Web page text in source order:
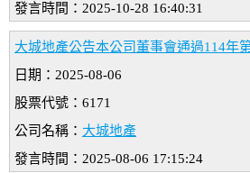
發言時間：2025-10-28 16:40:31
大城地產公告本公司董事會通過114年
日期：2025-08-06
股票代號：6171
公司名稱： 大城地產
發言時間：2025-08-06 17:15:24